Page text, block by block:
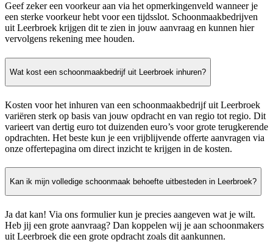
Geef zeker een voorkeur aan via het opmerkingenveld wanneer je
een sterke voorkeur hebt voor een tijdsslot. Schoonmaakbedrijven
uit Leerbroek krijgen dit te zien in jouw aanvraag en kunnen hier
vervolgens rekening mee houden.
Wat kost een schoonmaakbedrijf uit Leerbroek inhuren?
Kosten voor het inhuren van een schoonmaakbedrijf uit Leerbroek
variëren sterk op basis van jouw opdracht en van regio tot regio. Dit
varieert van dertig euro tot duizenden euro’s voor grote terugkerende
opdrachten. Het beste kun je een vrijblijvende offerte aanvragen via
onze offertepagina om direct inzicht te krijgen in de kosten.
Kan ik mijn volledige schoonmaak behoefte uitbesteden in Leerbroek?
Ja dat kan! Via ons formulier kun je precies aangeven wat je wilt.
Heb jij een grote aanvraag? Dan koppelen wij je aan schoonmakers
uit Leerbroek die een grote opdracht zoals dit aankunnen.